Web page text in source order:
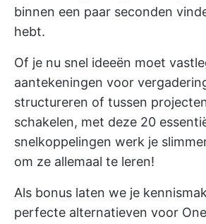
binnen een paar seconden
hebt.
Of je nu snel ideeën moet
aantekeningen voor
structureren of tussen
schakelen, met deze 20
snelkoppelingen werk je
om ze allemaal te leren!
Als bonus laten we je
perfecte alternatieven voor